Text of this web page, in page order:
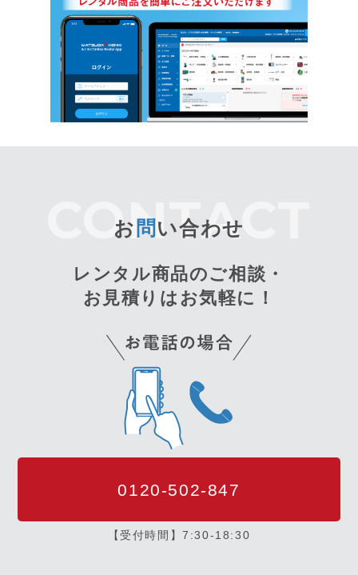
お 問 い合わせ
レンタル商品のご相談・
お見積りはお気軽に！
0120-502-847
【受付時間】7:30-18:30